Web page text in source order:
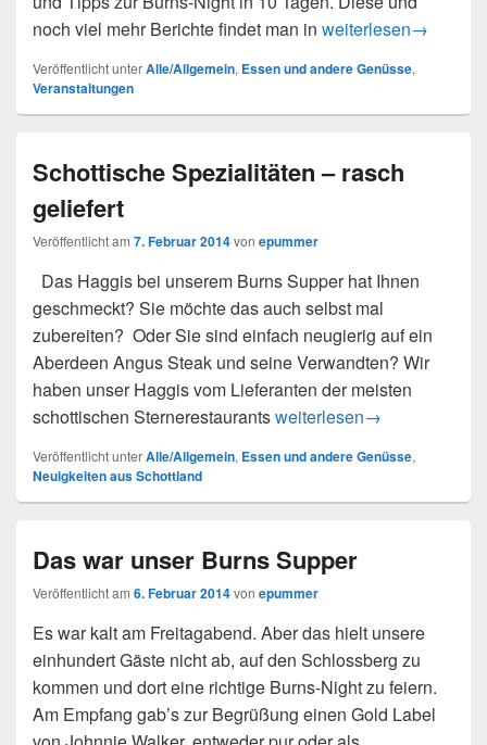
noch viel mehr Berichte findet man in Islay im Schnee
weiterlesen→
Veröffentlicht unterAlle/Allgemein, Essen und andere Genüsse,
Veranstaltungen
Schottische Spezialitäten – rasch
geliefert
Veröffentlicht am 7. Februar 2014von epummer
Das Haggis bei unserem Burns Supper hat Ihnen
geschmeckt? Sie möchte das auch selbst mal
zubereiten? Oder Sie sind einfach neugierig auf ein
Aberdeen Angus Steak und seine Verwandten? Wir
haben unser Haggis vom Lieferanten der meisten
schottischen SternerestaurantsSchottische Spezialitäten
weiterlesen→
Veröffentlicht unterAlle/Allgemein, Essen und andere Genüsse,
Neuigkeiten aus Schottland
Das war unser Burns Supper
Veröffentlicht am 6. Februar 2014von epummer
Es war kalt am Freitagabend. Aber das hielt unsere
einhundert Gäste nicht ab, auf den Schlossberg zu
kommen und dort eine richtige Burns-Night zu feiern.
Am Empfang gab’s zur Begrüßung einen Gold Label